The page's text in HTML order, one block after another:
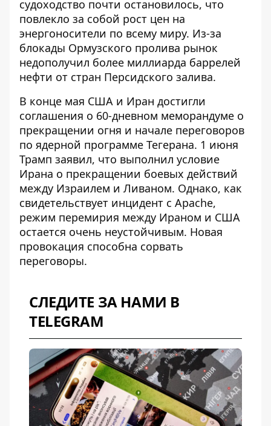
судоходство почти остановилось, что
повлекло за собой рост цен на
энергоносители по всему миру. Из-за
блокады Ормузского пролива рынок
недополучил более миллиарда баррелей
нефти от стран Персидского залива.
В конце мая США и Иран достигли
соглашения о 60-дневном меморандуме о
прекращении огня и начале переговоров
по ядерной программе Тегерана. 1 июня
Трамп заявил, что выполнил условие
Ирана о прекращении боевых действий
между Израилем и Ливаном. Однако, как
свидетельствует инцидент с Apache,
режим перемирия между Ираном и США
остается очень неустойчивым. Новая
провокация способна сорвать
переговоры.
СЛЕДИТЕ ЗА НАМИ В
TELEGRAM